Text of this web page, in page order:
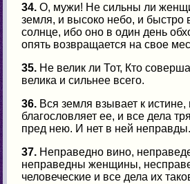
34. О, мужи! Не сильны ли
земля, и высоко небо, и быстро
солнце, ибо оно в один день
опять возвращается на свое
35. Не велик ли Тот, Кто
велика и сильнее всего.
36. Вся земля взывает к истине,
благословляет ее, и все дела
пред нею. И нет в ней неправды.
37. Неправедно вино,
неправедны женщины,
человеческие и все дела их